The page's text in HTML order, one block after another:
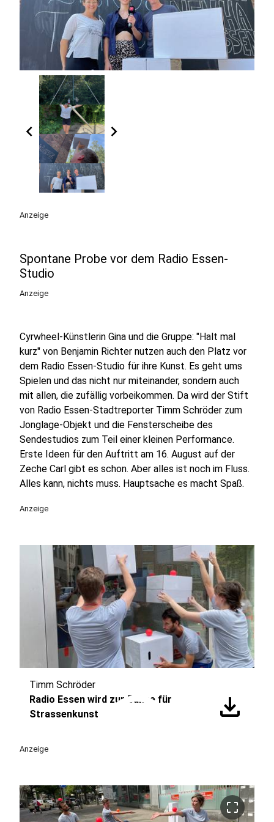
chevron_left chevron_right
Anzeige
Spontane Probe vor dem Radio Essen-
Studio
Anzeige
Cyrwheel-Künstlerin Gina und die Gruppe: "Halt mal
kurz" von Benjamin Richter nutzen auch den Platz vor
dem Radio Essen-Studio für ihre Kunst. Es geht ums
Spielen und das nicht nur miteinander, sondern auch
mit allen, die zufällig vorbeikommen. Da wird der Stift
von Radio Essen-Stadtreporter Timm Schröder zum
Jonglage-Objekt und die Fensterscheibe des
Sendestudios zum Teil einer kleinen Performance.
Erste Ideen für den Auftritt am 16. August auf der
Zeche Carl gibt es schon. Aber alles ist noch im Fluss.
Alles kann, nichts muss. Hauptsache es macht Spaß.
Anzeige
play_circle
Timm Schröder
Radio Essen wird zur Bühne für
Strassenkunst
download
Anzeige
crop_free